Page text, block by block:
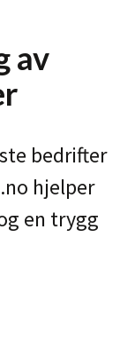
av
bedrifter
hjelper
en trygg